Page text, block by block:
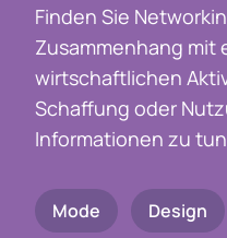
Finden Sie
Zusammenhang mit
wirtschaftlichen
Schaffung oder
Informationen zu
Mode Design